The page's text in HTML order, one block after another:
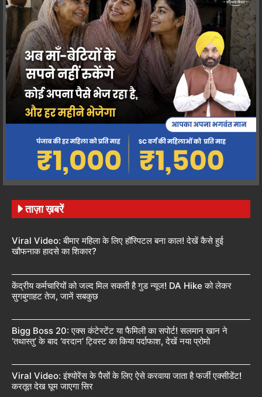
ताज़ा ख़बरें
Viral Video: बीमार महिला के लिए हॉस्पिटल बना काल! देखें कैसे हुई
खौफनाक हादसे का शिकार?
केंद्रीय कर्मचारियों को जल्द मिल सकती है गुड न्यूज! DA Hike को लेकर
सुगबुगाहट तेज, जानें सबकुछ
Bigg Boss 20: एक्स कंटेस्टेंट या फैमिली का सपोर्ट! सलमान खान ने
‘तथास्तु’ के बाद ‘वरदान’ ट्विस्ट का किया पर्दाफाश, देखें नया प्रोमो
Viral Video: इंश्योरेंस के पैसों के लिए ऐसे करवाया जाता है फर्जी एक्सीडेंट!
करतूत देख घूम जाएगा सिर